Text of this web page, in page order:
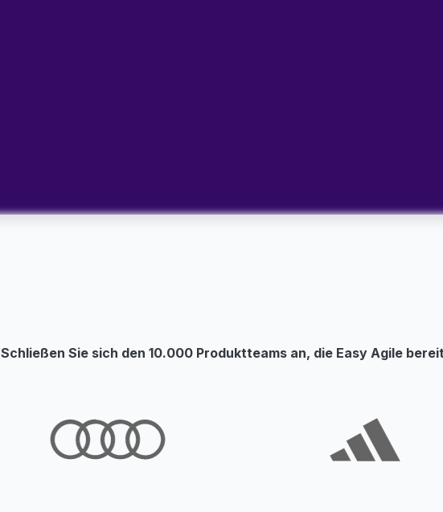
Schließen Sie sich den 10.000 Produktteams an, die Easy Agile